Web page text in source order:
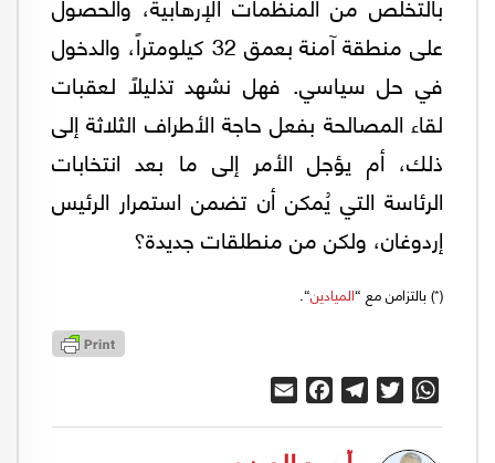
على منطقة آمنة بعمق 32 كيلومتراً، والدخول
في حل سياسي. فهل نشهد تذليلاً لعقبات
لقاء المصالحة بفعل حاجة الأطراف الثلاثة إلى
ذلك، أم يؤجل الأمر إلى ما بعد انتخابات
الرئاسة التي يُمكن أن تضمن استمرار الرئيس
إردوغان، ولكن من منطلقات جديدة؟
(*) بالتزامن مع “الميادين“.
WhatsApp
Twitter
Telegram
Facebook